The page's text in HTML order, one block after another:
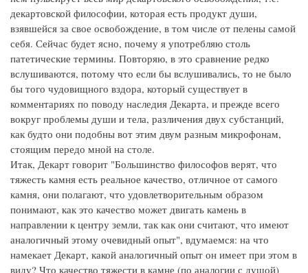
декартовской философии, которая есть продукт души,
взявшейся за свое освобождение, в том числе от пелены самой
себя. Сейчас будет ясно, почему я употребляю столь
патетические термины. Повторяю, в это сравнение редко
вслушиваются, потому что если бы вслушивались, то не было
бы того чудовищного вздора, который существует в
комментариях по поводу наследия Декарта, и прежде всего
вокруг проблемы души и тела, различения двух субстанций,
как будто они подобны вот этим двум разным микрофонам,
стоящим передо мной на столе.
Итак, Декарт говорит "Большинство философов верят, что
тяжесть камня есть реальное качество, отличное от самого
камня, они полагают, что удовлетворительным образом
понимают, как это качество может двигать камень в
направлении к центру земли, так как они считают, что имеют
аналогичный этому очевидный опыт", вдумаемся: на что
намекает Декарт, какой аналогичный опыт он имеет при этом в
виду? Что качество тяжести в камне (по аналогии с душой)